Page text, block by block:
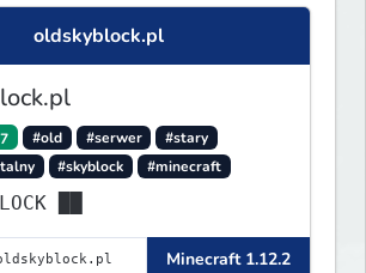
oldskyblock.pl
7 #old #serwer
#stary
#skyblock #minecraft
██
Minecraft 1.12.2